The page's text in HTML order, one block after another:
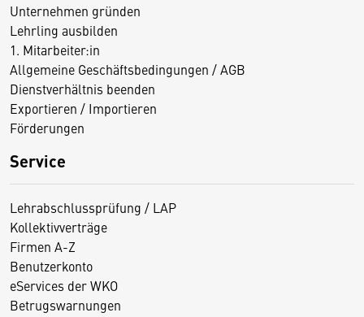
Unternehmen gründen
Lehrling ausbilden
1. Mitarbeiter:in
Allgemeine Geschäftsbedingungen / AGB
Dienstverhältnis beenden
Exportieren / Importieren
Förderungen
Service
Lehrabschlussprüfung / LAP
Kollektivverträge
Firmen A-Z
Benutzerkonto
eServices der WKO
Betrugswarnungen